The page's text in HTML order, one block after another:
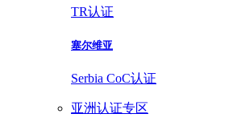
TR认证
塞尔维亚
Serbia CoC认证
亚洲认证专区